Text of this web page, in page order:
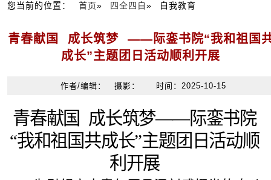
您当前的位置： 首页» 四全四自» 自我教育
青春献国 成长筑梦 ——际銮书院“我和祖国
成长”主题团日活动顺利开展
作者/编辑： 摄影： 时间：2025-10-15
青春献国 成长筑梦——际銮书院
“我和祖国共成长”主题团日活动顺
利开展